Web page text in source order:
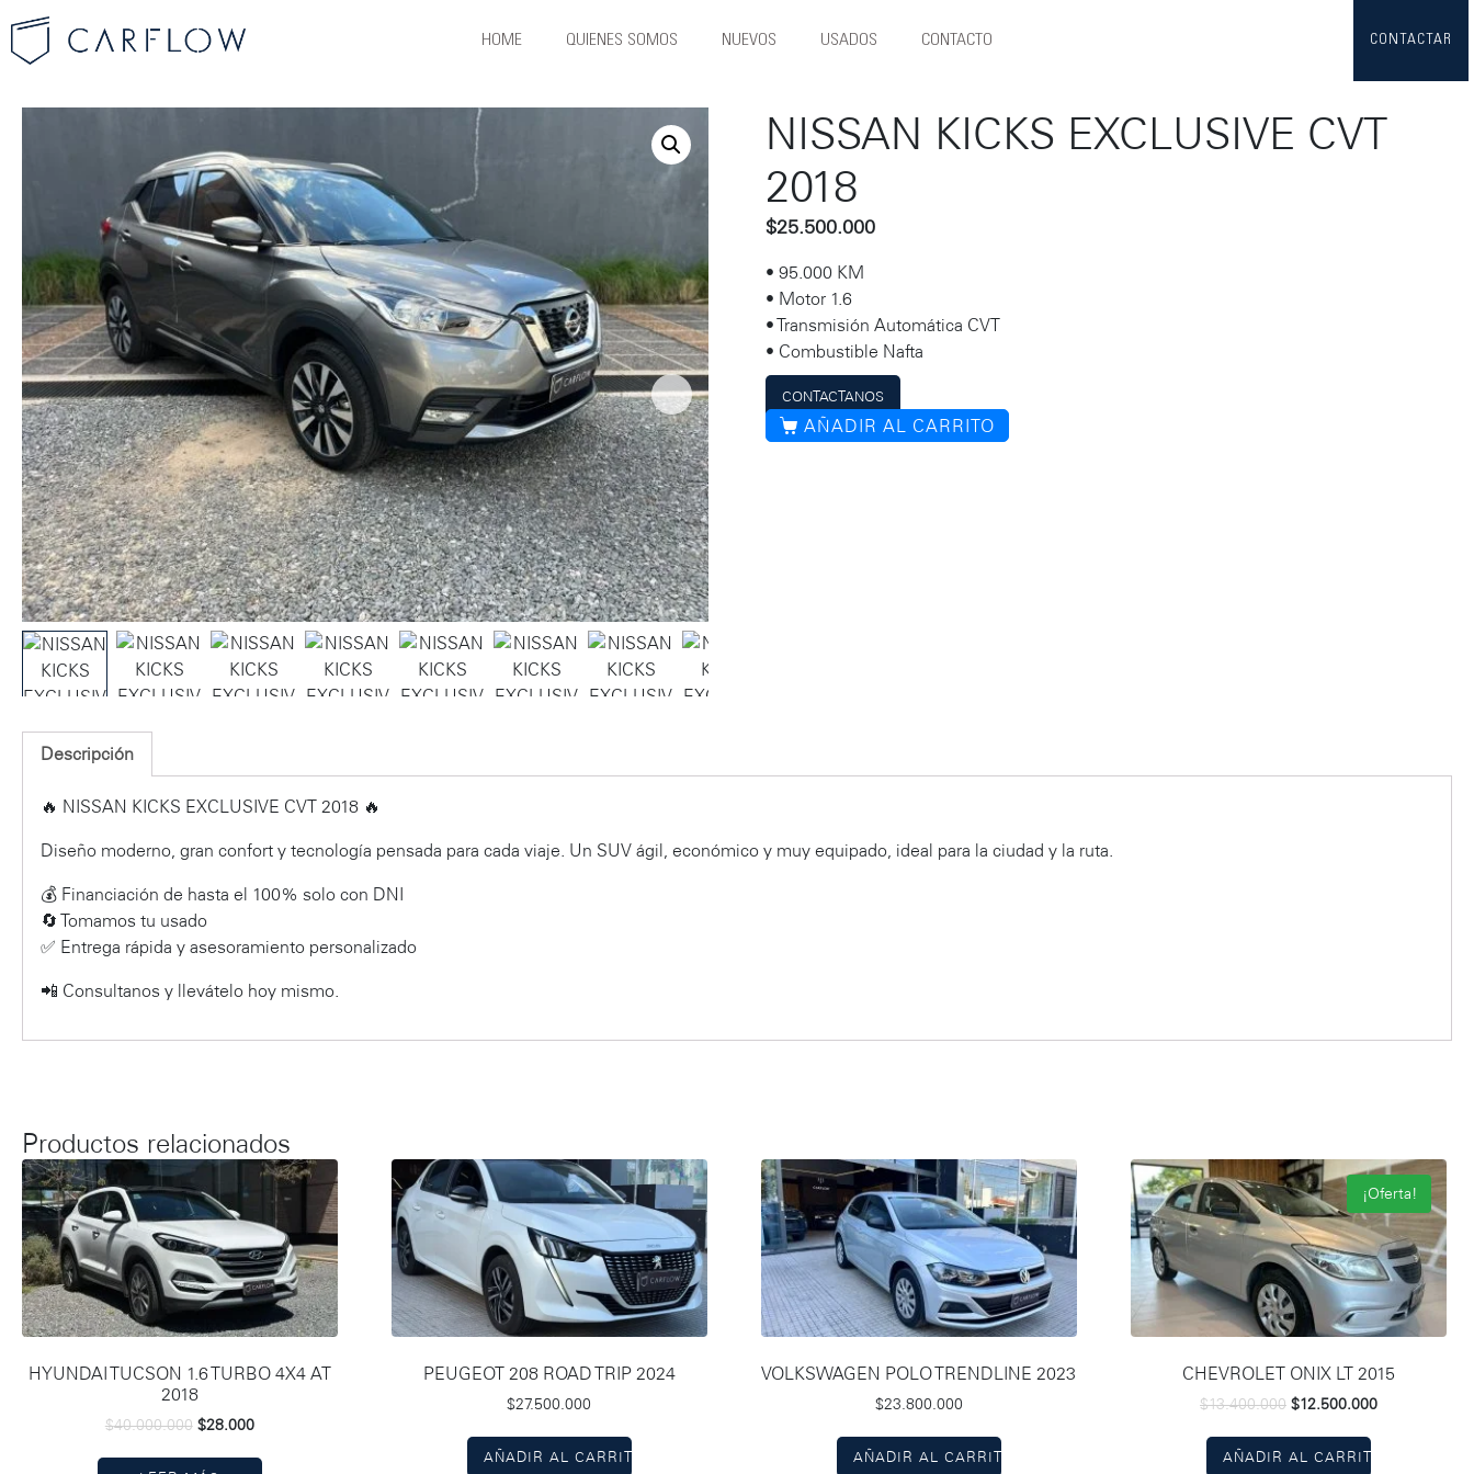
HOME QUIENES SOMOS NUEVOS USADOS CONTACTO CONTACTAR
NISSAN KICKS EXCLUSIVE CVT
2018
$25.500.000
• 95.000 KM
• Motor 1.6
• Transmisión Automática CVT
• Combustible Nafta
CONTACTANOS
AÑADIR AL CARRITO
Descripción
🔥 NISSAN KICKS EXCLUSIVE CVT 2018 🔥
Diseño moderno, gran confort y tecnología pensada para cada viaje. Un SUV ágil, económico y muy equipado, ideal para la ciudad y la ruta.
💰 Financiación de hasta el 100% solo con DNI
🔄 Tomamos tu usado
✅ Entrega rápida y asesoramiento personalizado
📲 Consultanos y llevátelo hoy mismo.
Productos relacionados
HYUNDAI TUCSON 1.6 TURBO 4X4 AT
2018
$40.000.000 $28.000
PEUGEOT 208 ROAD TRIP 2024
$27.500.000
AÑADIR AL CARRITO
VOLKSWAGEN POLO TRENDLINE 2023
$23.800.000
AÑADIR AL CARRITO
¡Oferta!
CHEVROLET ONIX LT 2015
$13.400.000 $12.500.000
AÑADIR AL CARRITO